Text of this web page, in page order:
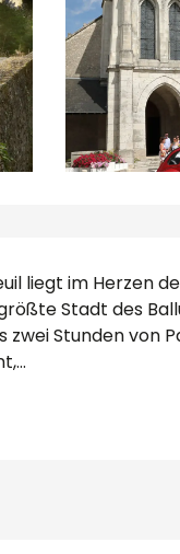
liegt im Herzen
Stadt des
Stunden von